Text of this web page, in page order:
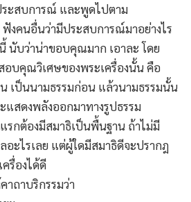
ระสบการณ์ และพูดไปตาม
งคนอื่นว่ามีประสบการณ์มาอย่างไร
นับว่าน่าขอบคุณมาก เอาละ โดย
บคุณวิเศษของพระเครื่องนั้น คือ
เป็นนามธรรมก่อน แล้วนามธรรมนั้น
แสดงพลังออกมาทางรูปธรรม
รกต้องมีสมาธิเป็นพื้นฐาน ถ้าไม่มี
อะไรเลย แต่ผู้ใดมีสมาธิดีจะปรากฎ
รื่องได้ดี
ถาบริกรรมว่า